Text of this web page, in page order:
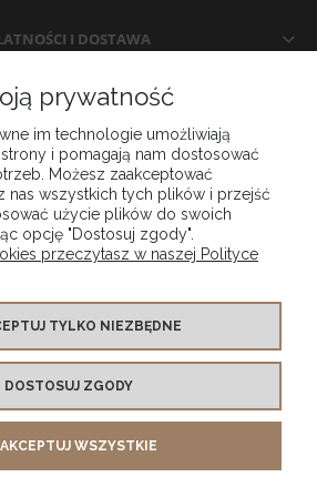
I DOSTAWA
INFORMACJE
O NAS
ODPOWIEDZIALNOŚCIĄ wpisany do Rejestru
Sądowego prowadzonego przez SĄD REJONOWY
REJESTRU SĄDOWEGO , pod numerem KRS
tel. kontaktowy+48 453 521 143
prywatność
im technologie umożliwiają
i pomagają nam dostosować
Możesz zaakceptować
nas wszystkich tych plików i przejść
użycie plików do swoich
opcję "Dostosuj zgody".
przeczytasz w naszej Polityce
TYLKO NIEZBĘDNE
DOSTOSUJ ZGODY
WSZYSTKIE